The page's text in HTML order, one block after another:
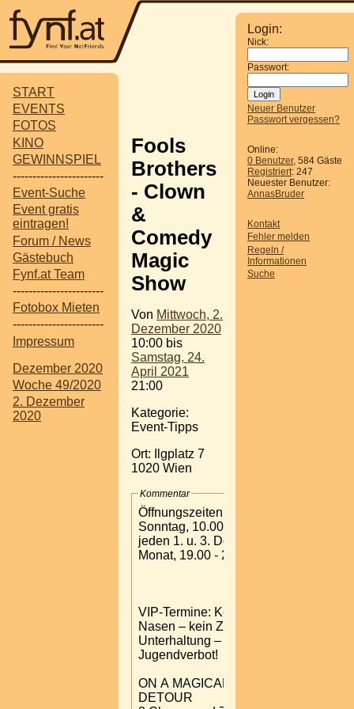
START
EVENTS
FOTOS
KINO
GEWINNSPIEL
-----------------------
Event-Suche
Event gratis
eintragen!
Forum / News
Gästebuch
Fynf.at Team
-----------------------
Fotobox Mieten
-----------------------
Impressum
Dezember 2020
Woche 49/2020
2. Dezember
2020
Login:
Nick:
Passwort:
Neuer Benutzer
Passwort vergessen?
Online:
0 Benutzer, 584 Gäste
Registriert: 247
Neuester Benutzer:
AnnasBruder
Kontakt
Fehler melden
Regeln /
Informationen
Suche
Fools
Brothers
- Clown
&
Comedy
Magic
Show
Von Mittwoch, 2.
Dezember 2020
10:00 bis
Samstag, 24.
April 2021
21:00
Kategorie:
Event-Tipps
Ort: Ilgplatz 7
1020 Wien
Kommentar
Öffnungszeiten
Sonntag, 10.00 - 13.00 Uhr
jeden 1. u. 3. Donnerstag im
Monat, 19.00 - 21.00 Uhr
VIP-Termine: Keine roten
Nasen – kein Zirkus – beste
Unterhaltung – strengstes
Jugendverbot!
ON A MAGICAL MYSTERY
DETOUR